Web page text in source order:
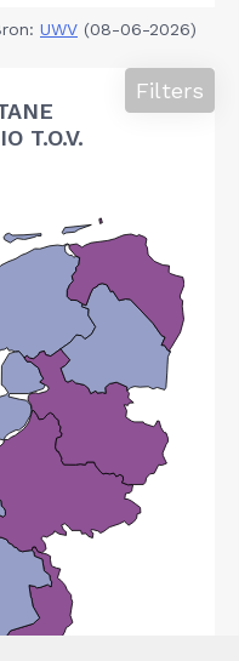
UWV (08-06-2026)
T.O.V.
Filters